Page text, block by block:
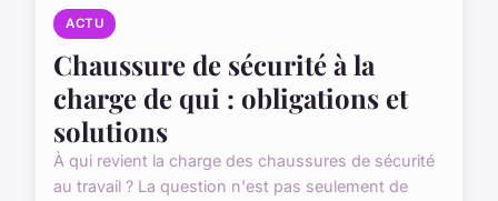
ACTU
Chaussure de sécurité à la
charge de qui : obligations et
solutions
À qui revient la charge des chaussures de sécurité
au travail ? La question n'est pas seulement de